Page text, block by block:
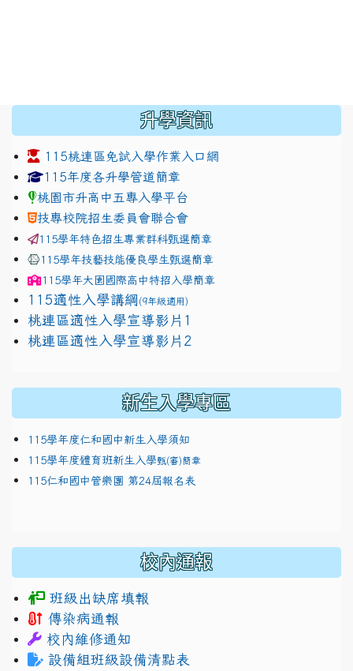
升學資訊
115桃連區免試入學作業入口網
link to https://www.jhjhs.tyc.edu.tw/modules/
115年度各升學管道簡章
桃園市升高中五專入學平台
技專校院招生委員會聯合會
115學年特色招生專業群科甄選簡章
115學年技藝技能優良學生甄選簡章
115學年大園國際高中特招入學簡章
115適性入學講綱 (9年級適用)
link to https://docs.google.com/presentation/d/
桃連區適性入學宣導影片1
link to https://docs.google.com/presentation/d/
桃連區適性入學宣導影片2
新生入學專區
115學年度仁和國中新生入學須知
115學年度體育班新生入學甄(審)簡章
115仁和國中管樂團 第24屆報名表
校內通報
班級出缺席填報
傳染病通報
校內維修通知
設備組班級設備清點表